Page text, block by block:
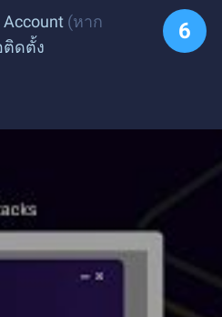
(หาก
ติดตั้ง